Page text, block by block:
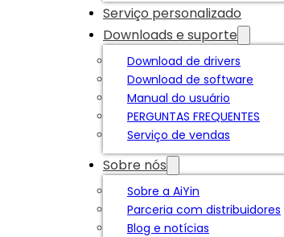
Serviço personalizado
Downloads e suporte
Download de drivers
Download de software
Manual do usuário
PERGUNTAS FREQUENTES
Serviço de vendas
Sobre nós
Sobre a AiYin
Parceria com distribuidores
Blog e notícias